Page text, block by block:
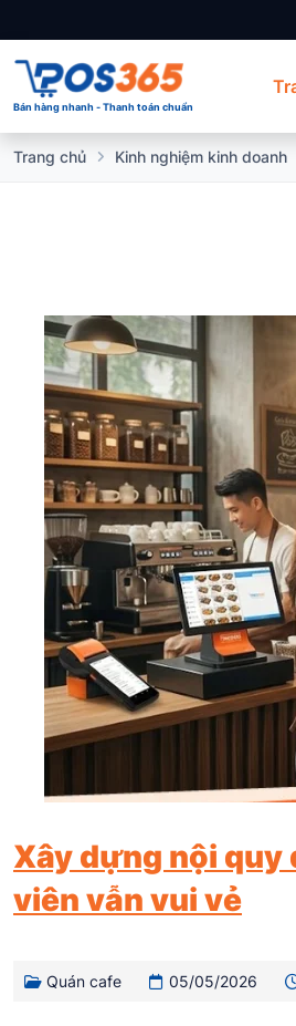
Bán hàng nhanh - Thanh toán chuẩn
Trang chủ Kinh nghiệm kinh doanh
Xây dựng nội quy
viên vẫn vui vẻ
Quán cafe 05/05/2026